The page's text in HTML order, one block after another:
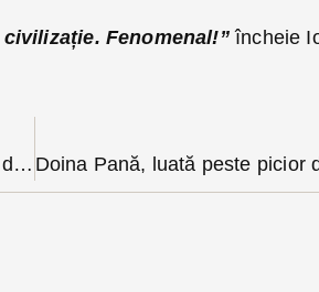
Fenomenal!”încheie
Comunele bistrițene au dat lovitura la finanțări: tot al doilea proiect pe drumuri forestiere e câștigat de o administrație din Bistrița-Năsăud